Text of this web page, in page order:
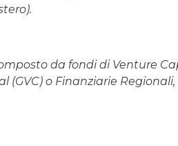
.
da fondi di Venture
o Finanziarie